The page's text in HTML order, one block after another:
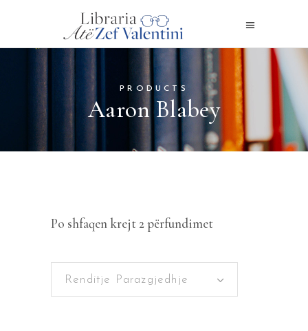
PRODUCTS
Aaron Blabey
Po shfaqen krejt 2 përfundimet
Renditje Parazgjedhje